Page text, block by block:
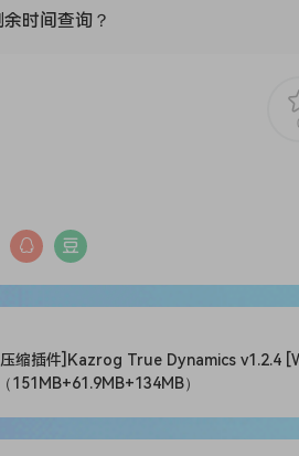
种速度和 5 个八度逐个音符采样，
声音。RetroMod Lead 不仅仅是
A1 产生的 FM 钢琴的攻击声和
扭曲了 Clavia 制造的最令人向往的合
典的 Juno 乐器拥有众多忠实拥趸
音色。探索 Juno 低音功能的新深
中收录了除 Mini 之外的所有当代
Synths
the RetroMod series is
capture the soul of classic
时间查询？
压缩插件]Kazrog True Dynamics v1.2.4
151MB+61.9MB+134MB）